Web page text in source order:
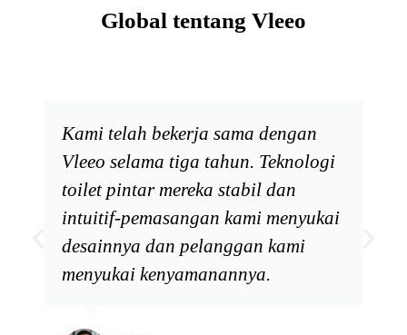
Global tentang Vleeo
Kami telah bekerja sama dengan
Vleeo selama tiga tahun. Teknologi
toilet pintar mereka stabil dan
intuitif-pemasangan kami menyukai
desainnya dan pelanggan kami
menyukai kenyamanannya.